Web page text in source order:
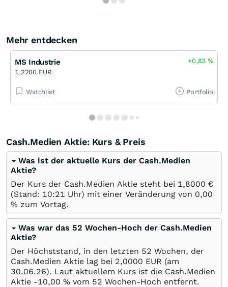
Mehr entdecken
MS Industrie
1,2200 EUR
+0,83%
Watchlist Portfolio
Cash.Medien Aktie: Kurs & Preis
Was ist der aktuelle Kurs der Cash.Medien
Aktie?
Der Kurs der Cash.Medien Aktie steht bei 1,8000 €
(Stand: 10:21 Uhr) mit einer Veränderung von 0,00
% zum Vortag.
Was war das 52 Wochen-Hoch der Cash.Medien
Aktie?
Der Höchststand, in den letzten 52 Wochen, der
Cash.Medien Aktie lag bei 2,0000 EUR (am
30.06.26). Laut aktuellem Kurs ist die Cash.Medien
Aktie -10,00 % vom 52 Wochen-Hoch entfernt.